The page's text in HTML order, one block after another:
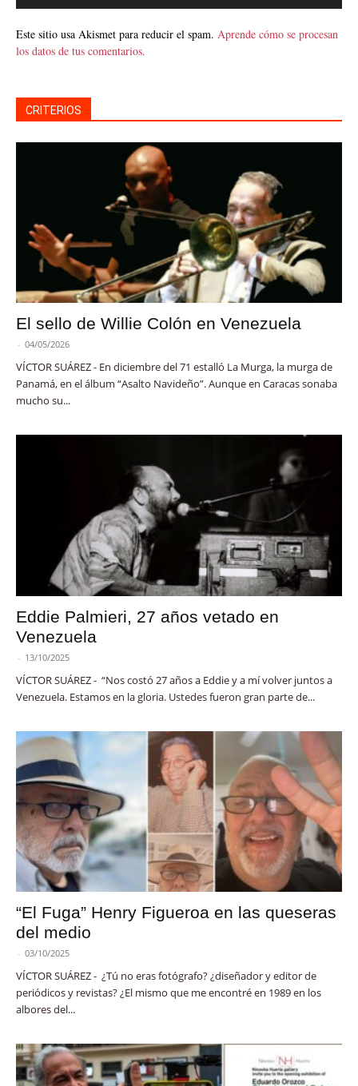
Este sitio usa Akismet para reducir el spam. Aprende cómo se procesan
los datos de tus comentarios.
CRITERIOS
El sello de Willie Colón en Venezuela
- 04/05/2026
VÍCTOR SUÁREZ - En diciembre del 71 estalló La Murga, la murga de
Panamá, en el álbum “Asalto Navideño”. Aunque en Caracas sonaba
mucho su...
Eddie Palmieri, 27 años vetado en
Venezuela
- 13/10/2025
VÍCTOR SUÁREZ - “Nos costó 27 años a Eddie y a mí volver juntos a
Venezuela. Estamos en la gloria. Ustedes fueron gran parte de...
“El Fuga” Henry Figueroa en las queseras
del medio
- 03/10/2025
VÍCTOR SUÁREZ - ¿Tú no eras fotógrafo? ¿diseñador y editor de
periódicos y revistas? ¿El mismo que me encontré en 1989 en los
albores del...